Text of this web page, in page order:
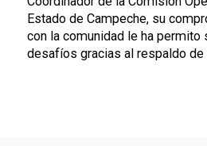
Estado de Campeche, su
con la comunidad le ha permito
desafíos gracias al respaldo de